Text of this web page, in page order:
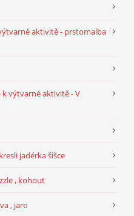
aktivitě - prstomalba
k výtvarné aktivitě - V
jadérka šišce
, kohout
, jaro